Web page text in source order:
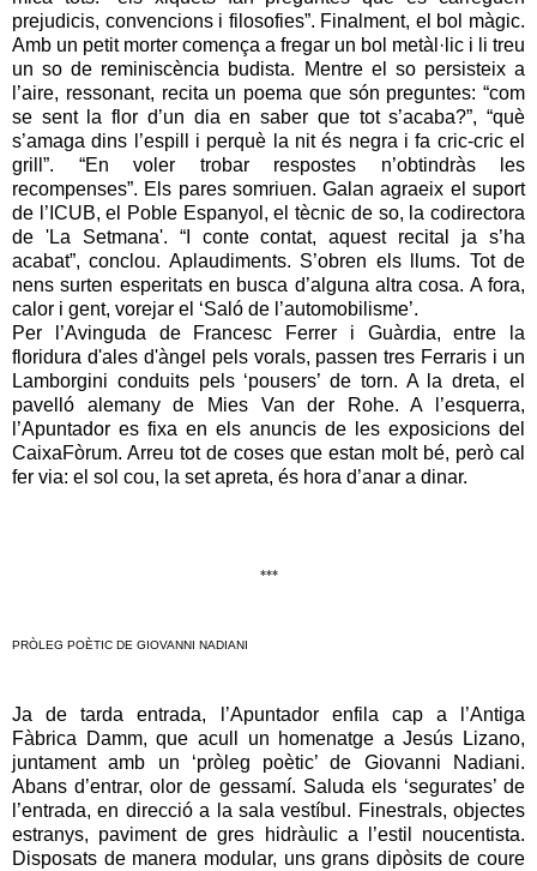
prejudicis, convencions i filosofies”. Finalment, el bol màgic.
Amb un petit morter comença a fregar un bol metàl·lic i li treu
un so de reminiscència budista. Mentre el so persisteix a
l’aire, ressonant, recita un poema que són preguntes: “com
se sent la flor d’un dia en saber que tot s’acaba?”, “què
s’amaga dins l’espill i perquè la nit és negra i fa cric-cric el
grill”. “En voler trobar respostes n’obtindràs les
recompenses”. Els pares somriuen. Galan agraeix el suport
de l’ICUB, el Poble Espanyol, el tècnic de so, la codirectora
de 'La Setmana'. “I conte contat, aquest recital ja s’ha
acabat”, conclou. Aplaudiments. S’obren els llums. Tot de
nens surten esperitats en busca d’alguna altra cosa. A fora,
calor i gent, vorejar el ‘Saló de l’automobilisme’.
Per l’Avinguda de Francesc Ferrer i Guàrdia, entre la
floridura d'ales d'àngel pels vorals, passen tres Ferraris i un
Lamborgini conduits pels ‘pousers’ de torn. A la dreta, el
pavelló alemany de Mies Van der Rohe. A l’esquerra,
l’Apuntador es fixa en els anuncis de les exposicions del
CaixaFòrum. Arreu tot de coses que estan molt bé, però cal
fer via: el sol cou, la set apreta, és hora d’anar a dinar.
***
PRÒLEG POÈTIC DE GIOVANNI NADIANI
Ja de tarda entrada, l’Apuntador enfila cap a l’Antiga
Fàbrica Damm, que acull un homenatge a Jesús Lizano,
juntament amb un ‘pròleg poètic’ de Giovanni Nadiani.
Abans d’entrar, olor de gessamí. Saluda els ‘segurates’ de
l’entrada, en direcció a la sala vestíbul. Finestrals, objectes
estranys, paviment de gres hidràulic a l’estil noucentista.
Disposats de manera modular, uns grans dipòsits de coure